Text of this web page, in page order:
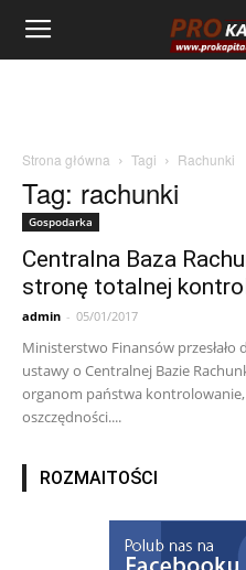
Strona główna Tagi Rachunki
Tag: rachunki
Gospodarka
Centralna Baza
stronę totalnej
admin - 05/01/2017
Ministerstwo Finansów
ustawy o Centralnej Bazie
organom państwa
oszczędności....
ROZMAITOŚCI